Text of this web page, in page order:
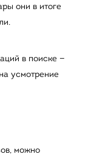
они в итоге
в поиске —
усмотрение
можно